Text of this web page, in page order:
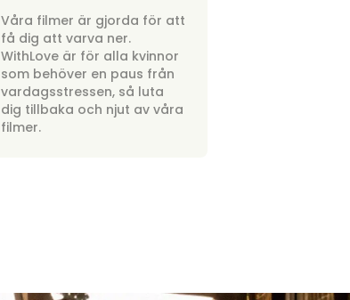
Våra filmer är gjorda för att
få dig att varva ner.
WithLove är för alla kvinnor
som behöver en paus från
vardagsstressen, så luta
dig tillbaka och njut av våra
filmer.